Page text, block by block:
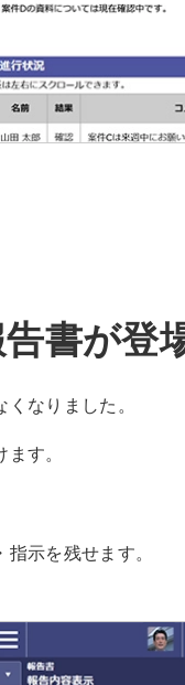
書が登
なりました。
す。
示を残せます。